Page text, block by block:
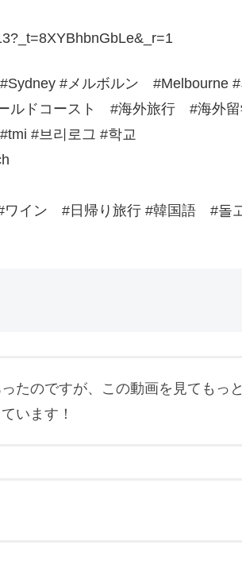
#メルボルン #Melbourne #
ールドコースト #海外旅行 #海外
#브리로그 #학교
#ワイン #日帰り旅行 #韓国語 #
たのですが、この動画を見てもっ
います！